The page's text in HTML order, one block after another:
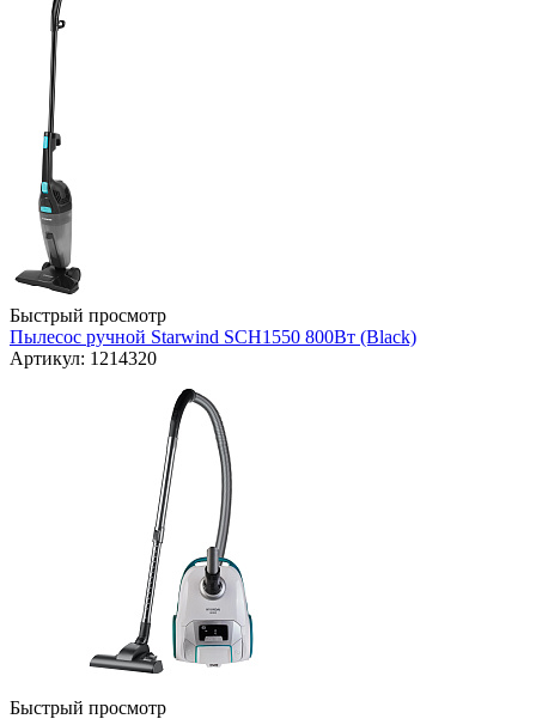
Быстрый просмотр
Пылесос ручной Starwind SCH1550 800Вт (Black)
Артикул: 1214320
Быстрый просмотр